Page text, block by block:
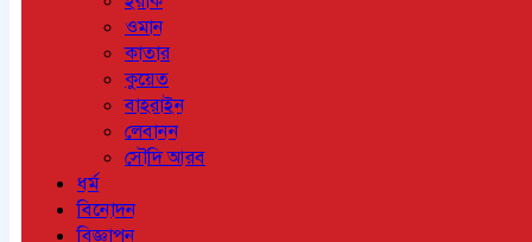
ওমান
কাতার
কুয়েত
বাহরাইন
লেবানন
সৌদি আরব
ধর্ম
বিনোদন
বিজ্ঞাপন